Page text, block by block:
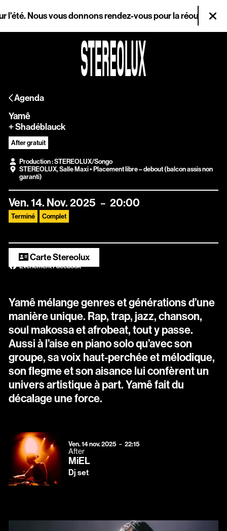
Nous vous donnons rendez-vous pour la réouverture le
Agenda
Yamê
+ Shadéblauck
After gratuit
Production : STEREOLUX/Songo
STEREOLUX,Salle Maxi• Placement libre – debout (balcon assis non
garanti)
Ven. 14. Nov. 2025 20:00
Terminé Complet
Carte Stereolux
Évènement Facebook
Yamê mélange genres et générations d’une
manière unique. Rap, trap, jazz, chanson,
soul makossa et afrobeat, tout y passe.
Aussi à l’aise en piano solo qu’avec son
groupe, sa voix haut-perchée et mélodique,
son flegme et son aisance lui confèrent un
univers artistique à part. Yamê fait du
décalage une force.
vendredi
Ven.14novembre
nov.2025 22:15
After
MiEL
Dj set
Agenda
Magazine
Stereolux
Arts & cultures
numériques
Infos pratiques
Scopitone
Accessibilité
Association Songo
Résidences
Espace pro
Partenaires
Location / Privatisation